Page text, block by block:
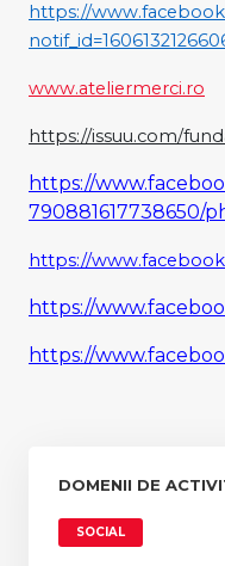
https://
www.ateliermerci.ro
https://issuu.com/
https://
790881617738650/
https://
https://
https://
DOMENII DE
SOCIAL